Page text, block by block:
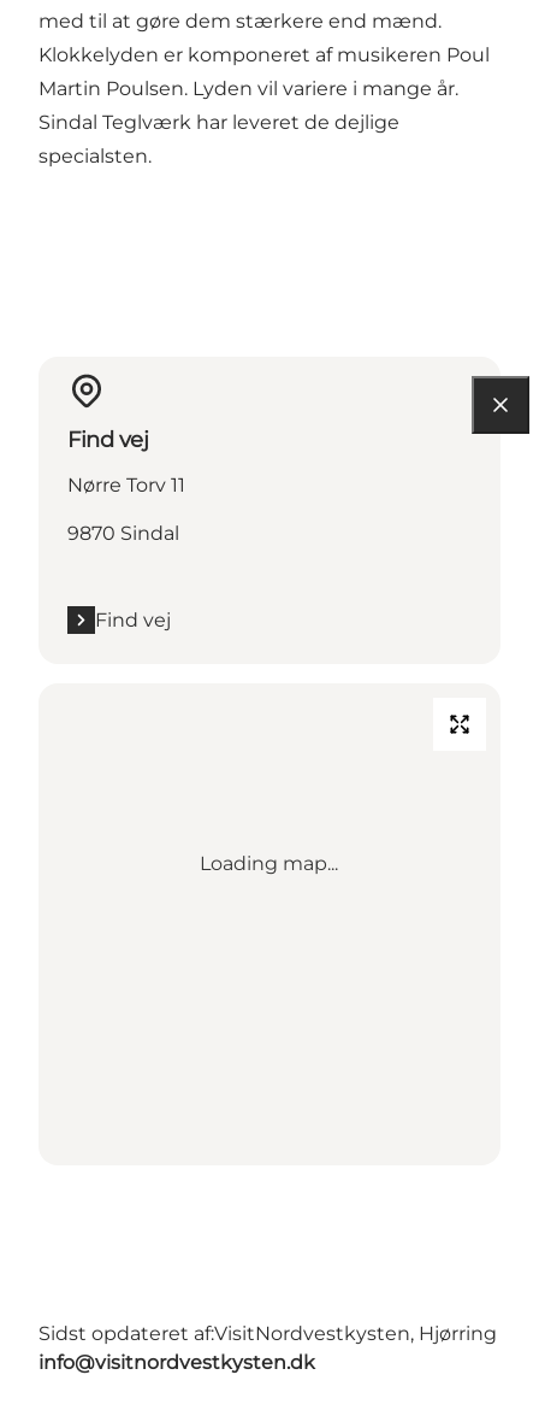
med til at gøre dem stærkere end mænd.
Klokkelyden er komponeret af musikeren Poul
Martin Poulsen. Lyden vil variere i mange år.
Sindal Teglværk har leveret de dejlige
specialsten.
Find vej
Nørre Torv 11
9870 Sindal
Find vej
Loading map...
Sidst opdateret af:VisitNordvestkysten, Hjørring
info@visitnordvestkysten.dk